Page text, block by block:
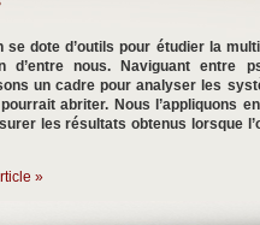
se dote d’outils pour étudier la
d’entre nous. Naviguant entre
un cadre pour analyser les
abriter. Nous l’appliquons
les résultats obtenus lorsque
»